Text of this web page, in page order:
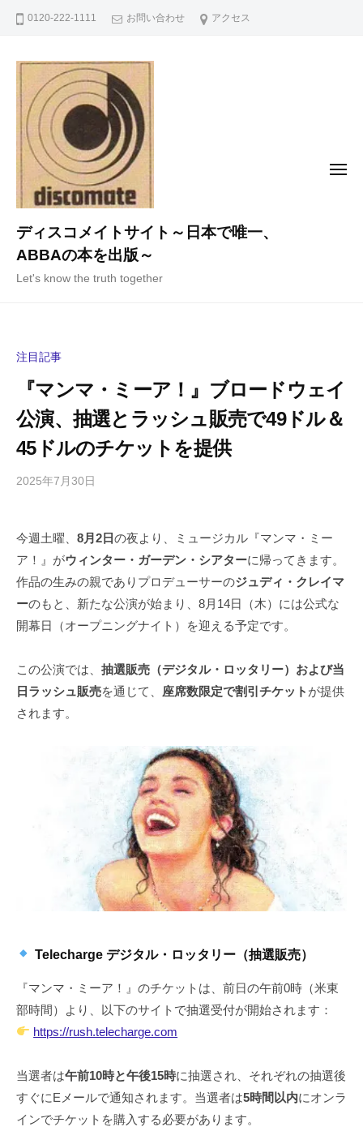
0120-222-1111 お問い合わせ アクセス
ディスコメイトサイト～日本で唯一、
ABBAの本を出版～
Let's know the truth together
メ
注目記事
『マンマ・ミーア！』ブロードウェイ
公演、抽選とラッシュ販売で49ドル＆
45ドルのチケットを提供
2025年7月30日
i
g
a
h
a
m
の
コ
メ
ン
ト
今週土曜、 8月2日の夜より、ミュージカル『マンマ・ミー
ア！』がウィンター・ガーデン・シアターに帰ってきます。
作品の生みの親でありプロデューサーのジュディ・クレイマ
ーのもと、新たな公演が始まり、8月14日（木）には公式な
開幕日（オープニングナイト）を迎える予定です。
この公演では、 抽選販売（デジタル・ロッタリー）および当
日ラッシュ販売を通じて、 座席数限定で割引チケット が提供
されます。
Telecharge デジタル・ロッタリー（抽選販売）
『マンマ・ミーア！』のチケットは、前日の午前0時（米東
部時間）より、以下のサイトで抽選受付が開始されます：
https://rush.telecharge.com
当選者は午前10時と午後15時に抽選され、それぞれの抽選後
すぐにEメールで通知されます。当選者は5時間以内にオンラ
インでチケットを購入する必要があります。